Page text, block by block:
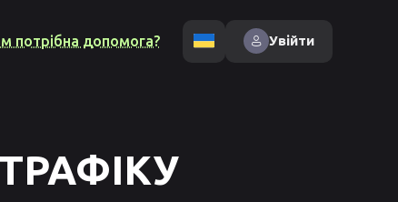
потрібна допомога? Увійти